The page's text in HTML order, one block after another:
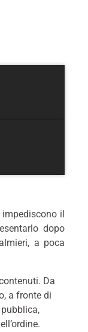
il
dopo
a poca
Da
a fronte di